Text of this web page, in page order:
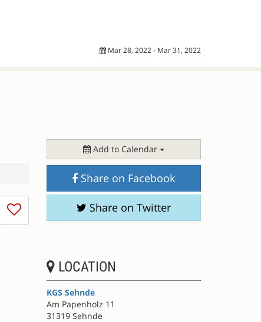
Mar 28, 2022 - Mar 31, 2022
I
don't
session
Add to Calendar
Share on Facebook
Share on Twitter
LOCATION
KGS Sehnde
Am Papenholz 11
31319 Sehnde